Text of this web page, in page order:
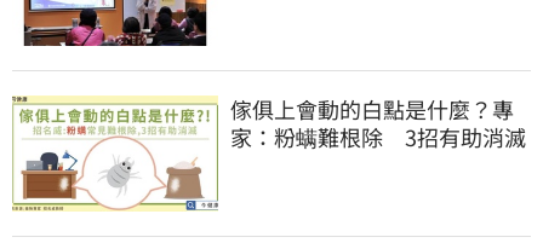
傢俱上會動的白點是什麼？專
家：粉螨難根除 3招有助消滅